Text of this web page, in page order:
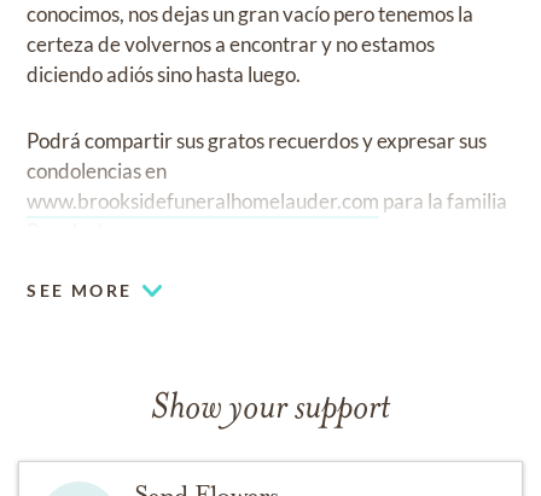
conocimos, nos dejas un gran vacío pero tenemos la
certeza de volvernos a encontrar y no estamos
diciendo adiós sino hasta luego.
Podrá compartir sus gratos recuerdos y expresar sus
condolencias en
www.brooksidefuneralhomelauder.com para la familia
SEE MORE
Show your support